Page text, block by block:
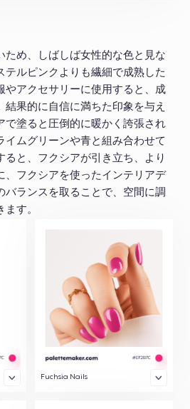
ため、しばしば女性的な色と見な
テルピンクよりも繊細で成熟した
やアクセサリーに使用すると、成
果的に自信に満ちた印象を与え
で塗ると圧倒的に暖かく誇張され
イムグリーンや青と組み合わせて
と、フクシアが引き立ち、より
、フクシアを使ったインテリアデ
ランスを取ることで、空間に調
す。
Fuchsia Nails